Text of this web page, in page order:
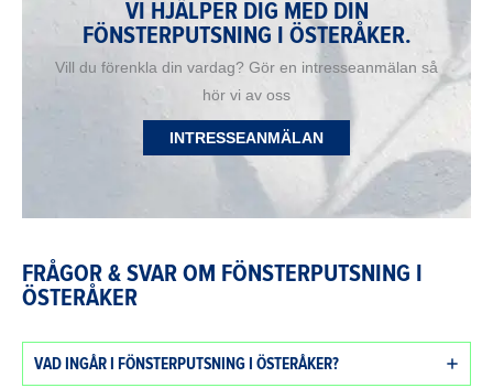
VI HJÄLPER DIG MED DIN
FÖNSTERPUTSNING I ÖSTERÅKER.
Vill du förenkla din vardag? Gör en intresseanmälan så
hör vi av oss
INTRESSEANMÄLAN
FRÅGOR & SVAR OM FÖNSTERPUTSNING I
ÖSTERÅKER
VAD INGÅR I FÖNSTERPUTSNING I ÖSTERÅKER?